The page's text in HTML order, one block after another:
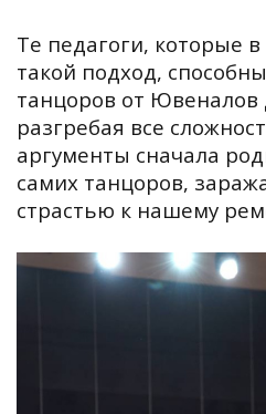
Те педагоги, которые
такой подход,
танцоров от Ювеналов
разгребая все
аргументы сначала
самих танцоров,
страстью к нашему